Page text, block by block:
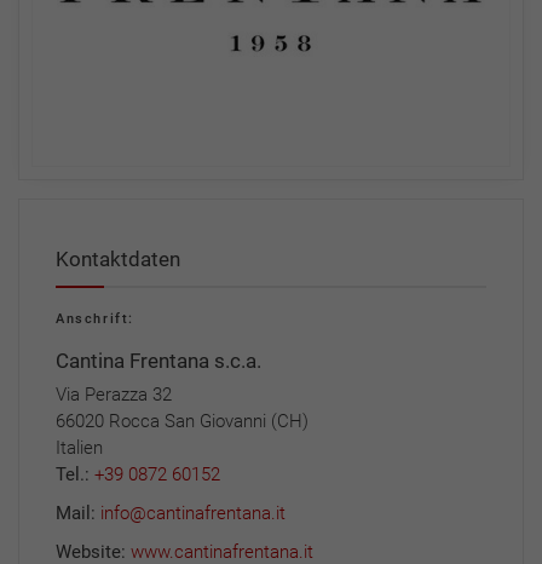
Kontaktdaten
Anschrift:
Cantina Frentana s.c.a.
Via Perazza 32
66020 Rocca San Giovanni (CH)
Italien
Tel.: +39 0872 60152
Mail: info@cantinafrentana.it
Website: www.cantinafrentana.it